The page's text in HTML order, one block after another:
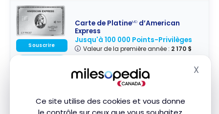
Ce site utilise des cookies et vous donne
X
Carte de PlatineMD d’American
Express
Jusqu'à 100 000 Points-Privilèges
Valeur de la première année : 2 170 $
Souscrire
d’autres cartes de crédit grâce au programme